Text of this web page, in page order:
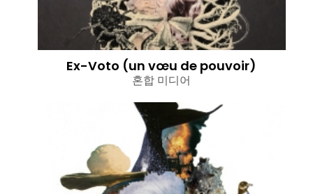
Ex-Voto (un vœu de pouvoir)
혼합 미디어